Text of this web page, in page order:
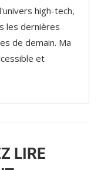
high-tech,
les dernières
de demain. Ma
et
LIRE